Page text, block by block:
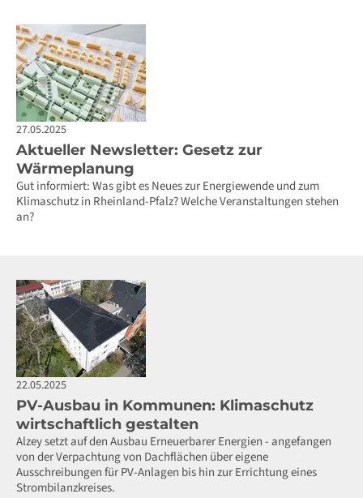
27.05.2025
Aktueller Newsletter: Gesetz zur
Wärmeplanung
Gut informiert: Was gibt es Neues zur Energiewende und zum
Klimaschutz in Rheinland-Pfalz? Welche Veranstaltungen stehen
an?
22.05.2025
PV-Ausbau in Kommunen: Klimaschutz
wirtschaftlich gestalten
Alzey setzt auf den Ausbau Erneuerbarer Energien - angefangen
von der Verpachtung von Dachflächen über eigene
Ausschreibungen für PV-Anlagen bis hin zur Errichtung eines
Strombilanzkreises.